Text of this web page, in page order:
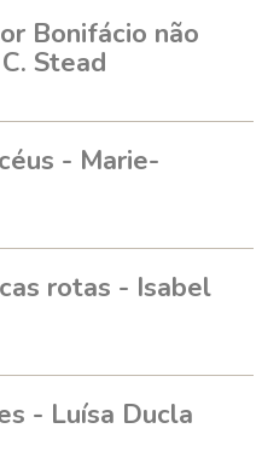
Bonifácio não
Stead
- Marie-
rotas - Isabel
- Luísa Ducla